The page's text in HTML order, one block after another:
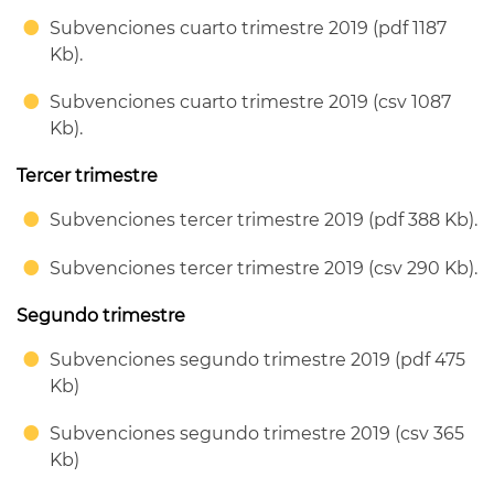
Subvenciones cuarto trimestre 2019 (pdf 1187
Kb).
Subvenciones cuarto trimestre 2019 (csv 1087
Kb).
Tercer trimestre
Subvenciones tercer trimestre 2019 (pdf 388 Kb).
Subvenciones tercer trimestre 2019 (csv 290 Kb).
Segundo trimestre
Subvenciones segundo trimestre 2019 (pdf 475
Kb)
Subvenciones segundo trimestre 2019 (csv 365
Kb)